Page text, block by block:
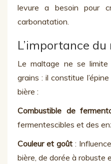
levure a besoin pour
carbonatation.
L’importance
Le maltage ne se
grains : il constitue
bière :
Combustible de
fermentescibles et des
Couleur et goût :
bière, de dorée à robuste